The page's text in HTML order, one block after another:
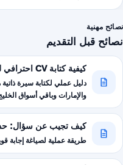
نصائح مهنية
نصائح قبل التقديم
كيفية كتابة CV احترافي للتقديم على وظائف الخليج
دليل عملي لكتابة سيرة
والإمارات وباقي أسواق
كيف تجيب عن سؤال:
طريقة عملية لصياغة إجابة